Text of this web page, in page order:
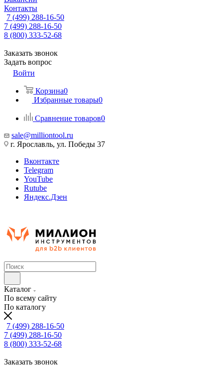
Контакты
7 (499) 288-16-50
7 (499) 288-16-50
8 (800) 333-52-68
Заказать звонок
Задать вопрос
Войти
Корзина0
Избранные товары0
Сравнение товаров0
sale@milliontool.ru
г. Ярославль, ул. Победы 37
Вконтакте
Telegram
YouTube
Rutube
Яндекс.Дзен
Каталог
По всему сайту
По каталогу
7 (499) 288-16-50
7 (499) 288-16-50
8 (800) 333-52-68
Заказать звонок